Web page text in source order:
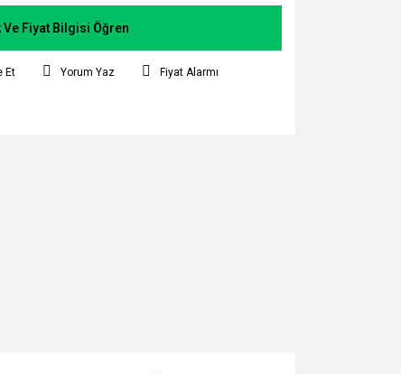
Ve Fiyat Bilgisi Öğren
Et Yorum Yaz Fiyat Alarmı